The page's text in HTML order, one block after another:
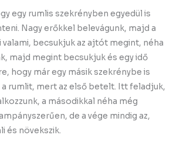
egy rumlis szekrényben egyedül is
Nagy erőkkel belevágunk, majd a
becsukjuk az ajtót megint, néha
majd megint becsukjuk és egy idő
hogy már egy másik szekrénybe is
rumlit, mert az első betelt. Itt feladjuk,
a másodikkal néha még
de a vége mindig az,
és növekszik.